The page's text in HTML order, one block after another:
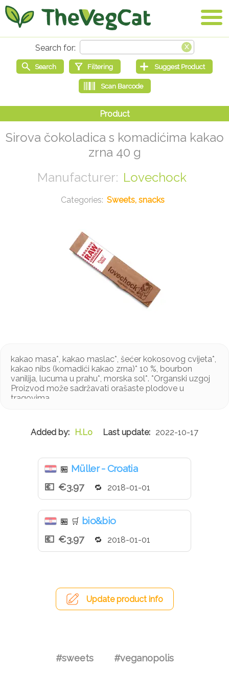
Sirova čokoladica s komadićima kakao
zrna 40 g
Lovechock
Sweets, snacks
kakao masa*, kakao maslac*, šećer kokosovog cvijeta*,
kakao nibs (komadići kakao zrna)* 10 %, bourbon
vanilija, lucuma u prahu*, morska sol*. *Organski uzgoj
Proizvod može sadržavati orašaste plodove u
tragovima
H.Lo 2022-10-17
🏪 Müller - Croatia
€3.97
2018-01-01
🏪 🛒 bio&bio
€3.97
2018-01-01
Update product info
#sweets #veganopolis